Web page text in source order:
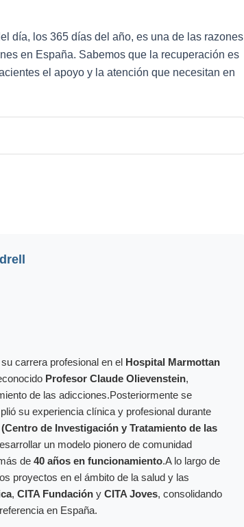
día, los 365 días del año, es una de las razones
en España. Sabemos que la recuperación es
el apoyo y la atención que necesitan en
carrera profesional en el Hospital Marmottan
Profesor Claude Olievenstein,
de las adicciones.Posteriormente se
su experiencia clínica y profesional durante
(Centro de Investigación y Tratamiento de las
un modelo pionero de comunidad
de 40 años en funcionamiento.A lo largo de
proyectos en el ámbito de la salud y las
, CITA Fundación y CITA Joves, consolidando
en España.